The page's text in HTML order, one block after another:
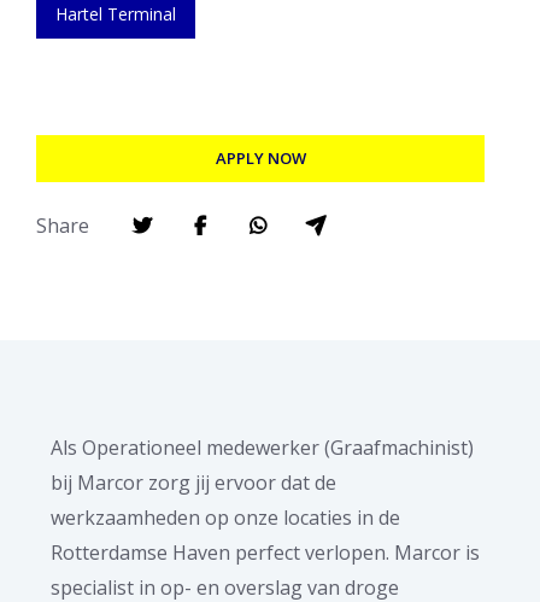
Hartel Terminal
APPLY NOW
Share
Als Operationeel medewerker (Graafmachinist)
bij Marcor zorg jij ervoor dat de
werkzaamheden op onze locaties in de
Rotterdamse Haven perfect verlopen. Marcor is
specialist in op- en overslag van droge